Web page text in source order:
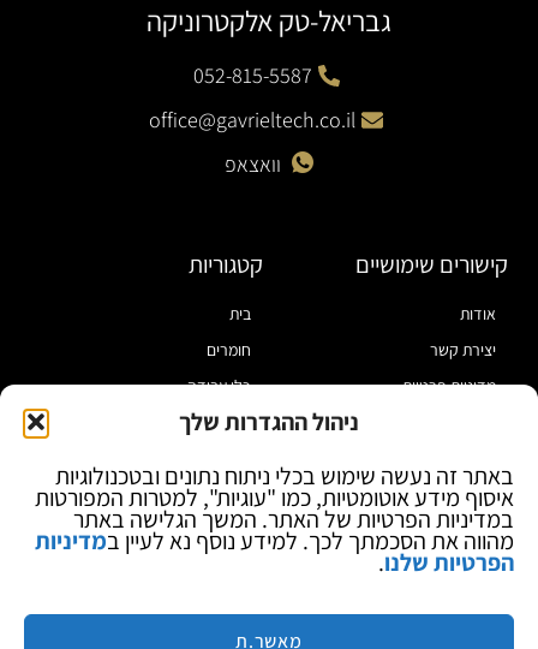
ניהול ההגדרות שלך
באתר זה נעשה שימוש בכלי ניתוח נתונים ובטכנולוגיות
איסוף מידע אוטומטיות, כמו "עוגיות", למטרות המפורטות
במדיניות הפרטיות של האתר. המשך הגלישה באתר
מהווה את הסכמתך לכך. למידע נוסף נא לעיין במדיניות
הפרטיות שלנו.
מאשר.ת
גבריאל-טק אלקטרוניקה
052-815-5587
office@gavrieltech.co.il
וואצאפ
קישורים שימושיים
אודות
יצירת קשר
מדיניות פרטיות
בלוג
קטגוריות
בית
חומרים
כלי עבודה
מוצרי הלחמה
ספקי כח ומודדים
ציוד אופטי להגדלה
מותגים